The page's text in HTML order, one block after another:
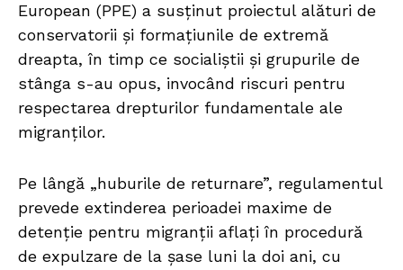
European (PPE) a susținut proiectul alături de
conservatorii și formațiunile de extremă
dreapta, în timp ce socialiștii și grupurile de
stânga s-au opus, invocând riscuri pentru
respectarea drepturilor fundamentale ale
migranților.
Pe lângă „huburile de returnare”, regulamentul
prevede extinderea perioadei maxime de
detenție pentru migranții aflați în procedură
de expulzare de la șase luni la doi ani, cu